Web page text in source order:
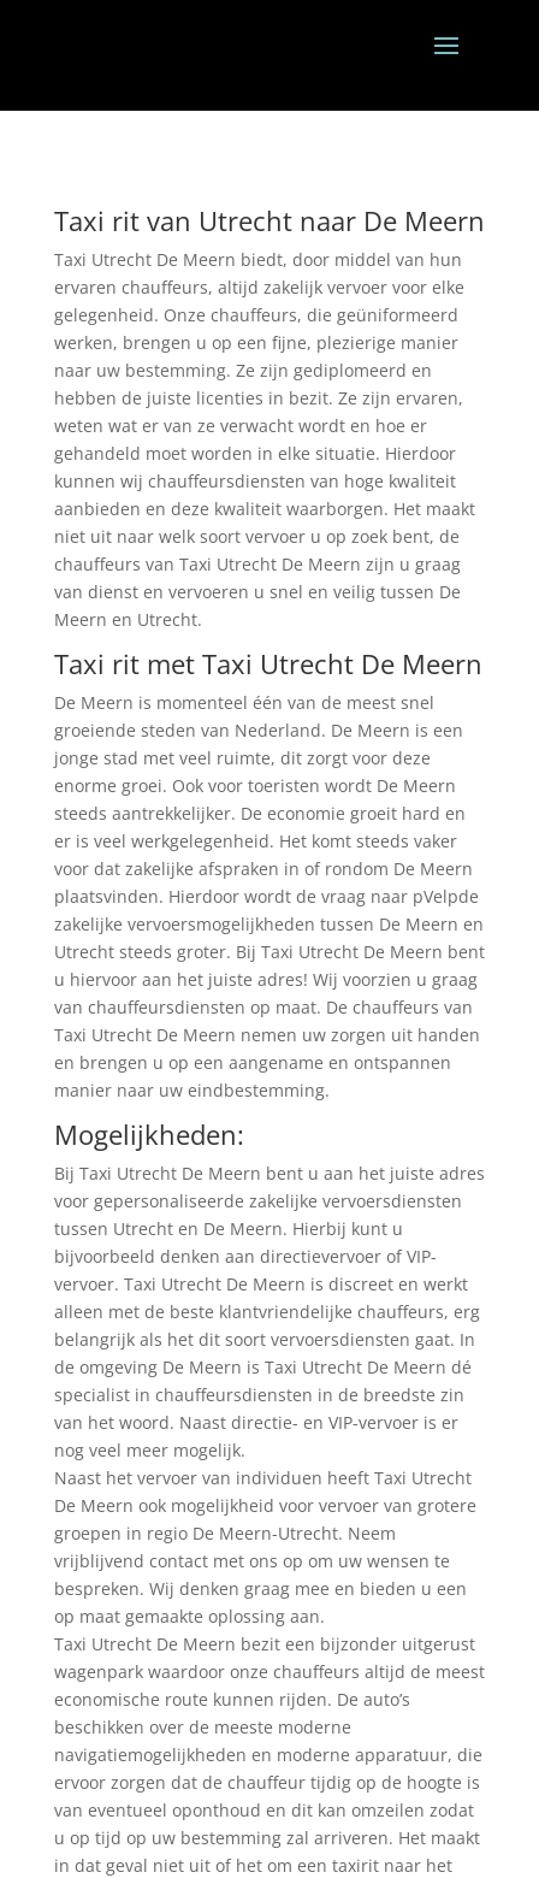
Taxi rit van Utrecht naar De Meern
Taxi Utrecht De Meern biedt, door middel van hun
ervaren chauffeurs, altijd zakelijk vervoer voor elke
gelegenheid. Onze chauffeurs, die geüniformeerd
werken, brengen u op een fijne, plezierige manier
naar uw bestemming. Ze zijn gediplomeerd en
hebben de juiste licenties in bezit. Ze zijn ervaren,
weten wat er van ze verwacht wordt en hoe er
gehandeld moet worden in elke situatie. Hierdoor
kunnen wij chauffeursdiensten van hoge kwaliteit
aanbieden en deze kwaliteit waarborgen. Het maakt
niet uit naar welk soort vervoer u op zoek bent, de
chauffeurs van Taxi Utrecht De Meern zijn u graag
van dienst en vervoeren u snel en veilig tussen De
Meern en Utrecht.
Taxi rit met Taxi Utrecht De Meern
De Meern is momenteel één van de meest snel
groeiende steden van Nederland. De Meern is een
jonge stad met veel ruimte, dit zorgt voor deze
enorme groei. Ook voor toeristen wordt De Meern
steeds aantrekkelijker. De economie groeit hard en
er is veel werkgelegenheid. Het komt steeds vaker
voor dat zakelijke afspraken in of rondom De Meern
plaatsvinden. Hierdoor wordt de vraag naar pVelpde
zakelijke vervoersmogelijkheden tussen De Meern en
Utrecht steeds groter. Bij Taxi Utrecht De Meern bent
u hiervoor aan het juiste adres! Wij voorzien u graag
van chauffeursdiensten op maat. De chauffeurs van
Taxi Utrecht De Meern nemen uw zorgen uit handen
en brengen u op een aangename en ontspannen
manier naar uw eindbestemming.
Mogelijkheden:
Bij Taxi Utrecht De Meern bent u aan het juiste adres
voor gepersonaliseerde zakelijke vervoersdiensten
tussen Utrecht en De Meern. Hierbij kunt u
bijvoorbeeld denken aan directievervoer of VIP-
vervoer. Taxi Utrecht De Meern is discreet en werkt
alleen met de beste klantvriendelijke chauffeurs, erg
belangrijk als het dit soort vervoersdiensten gaat. In
de omgeving De Meern is Taxi Utrecht De Meern dé
specialist in chauffeursdiensten in de breedste zin
van het woord. Naast directie- en VIP-vervoer is er
nog veel meer mogelijk.
Naast het vervoer van individuen heeft Taxi Utrecht
De Meern ook mogelijkheid voor vervoer van grotere
groepen in regio De Meern-Utrecht. Neem
vrijblijvend contact met ons op om uw wensen te
bespreken. Wij denken graag mee en bieden u een
op maat gemaakte oplossing aan.
Taxi Utrecht De Meern bezit een bijzonder uitgerust
wagenpark waardoor onze chauffeurs altijd de meest
economische route kunnen rijden. De auto’s
beschikken over de meeste moderne
navigatiemogelijkheden en moderne apparatuur, die
ervoor zorgen dat de chauffeur tijdig op de hoogte is
van eventueel oponthoud en dit kan omzeilen zodat
u op tijd op uw bestemming zal arriveren. Het maakt
in dat geval niet uit of het om een taxirit naar het